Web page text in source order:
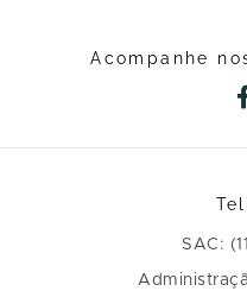
Acompanhe
SAC: